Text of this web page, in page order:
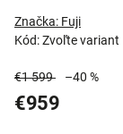
Kód:Zvoľte variant
Značka: Fuji
€1 599 –40 %
€959